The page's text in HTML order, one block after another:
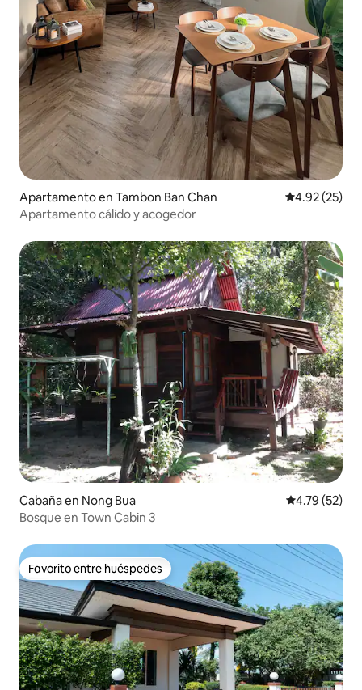
Apartamento en Tambon Ban Chan Calificación
4.92 (25)
Apartamento cálido y acogedor
Cabaña en Nong Bua Calificación
4.79 (52)
Bosque en Town Cabin 3
Favorito entre huéspedes
Favorito entre huéspedes